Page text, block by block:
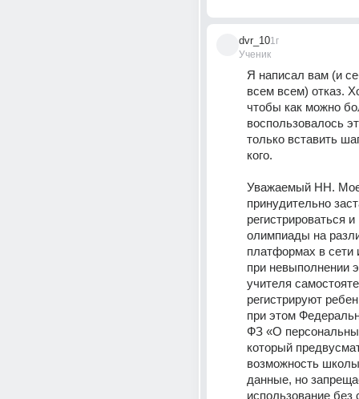
dvr_10
Ученик
1г
Я написал вам (и
всем всем) отказ.
чтобы как можно
воспользовалось
только вставить
кого.
Уважаемый НН.
принудительно
регистрироваться
олимпиады на
платформах в сети
при невыполнении
учителя
регистрируют
при этом
ФЗ «О
который
возможность
данные, но
использование без